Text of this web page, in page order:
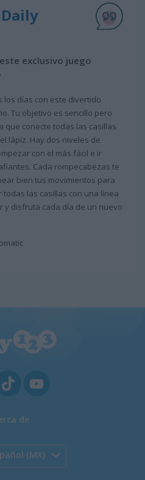
exclusivo juego
los días con este divertido
Tu objetivo es sencillo pero
que conecte todas las casillas
lápiz. Hay dos niveles de
con el más fácil e ir
Cada rompecabezas te
bien tus movimientos para
las casillas con una línea
y disfruta cada día de un nuevo
de
(MX)